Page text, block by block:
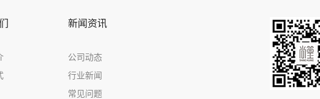
新闻资讯
公司动态
行业新闻
常见问题